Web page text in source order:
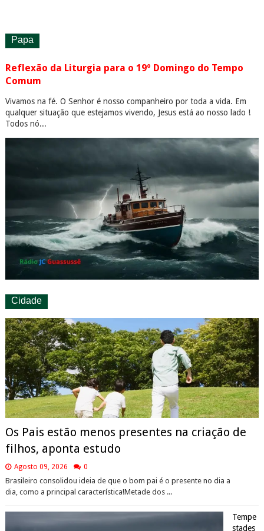
Papa
Reflexão da Liturgia para o 19º Domingo do Tempo
Comum
Vivamos na fé. O Senhor é nosso companheiro por toda a vida. Em
qualquer situação que estejamos vivendo, Jesus está ao nosso lado !
Todos nó...
Cidade
Os Pais estão menos presentes na criação de
filhos, aponta estudo
Agosto 09, 2026 0
Brasileiro consolidou ideia de que o bom pai é o presente no dia a
dia, como a principal característica!Metade dos ...
Tempe
stades